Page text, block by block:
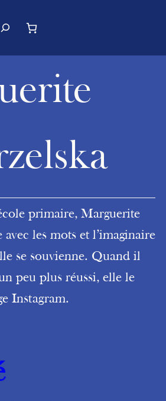
primaire, Marguerite
avec les mots et l’imaginaire
se souvienne. Quand il
peu plus réussi, elle le
Instagram.